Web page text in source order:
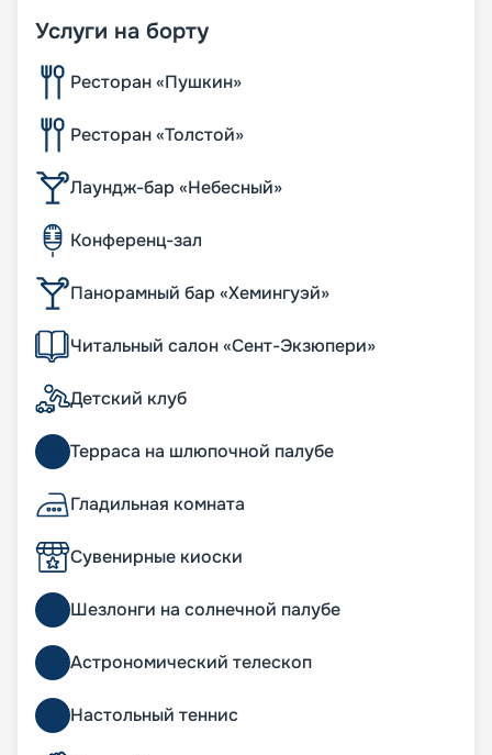
Услуги на борту
Ресторан «Пушкин»
Ресторан «Толстой»
Лаундж-бар «Небесный»
Конференц-зал
Панорамный бар «Хемингуэй»
Читальный салон «Сент-Экзюпери»
Детский клуб
Терраса на шлюпочной палубе
Гладильная комната
Сувенирные киоски
Шезлонги на солнечной палубе
Астрономический телескоп
Настольный теннис